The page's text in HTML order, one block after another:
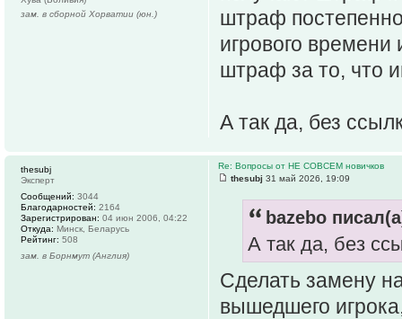
штраф
игрового времени
штраф за то, что
А так да, без
зам. в сборной Хорватии (юн.)
Re: Вопросы от НЕ СОВСЕМ новичков
thesubj 31 май 2026, 19:09
bazebo
А так да, без
Сделать замену
вышедшего
thesubj
Эксперт
Сообщений: 3044
Благодарностей: 2164
Зарегистрирован: 04 июн 2006, 04:22
Откуда: Минск, Беларусь
Рейтинг: 508
зам. в Борнмут (Англия)